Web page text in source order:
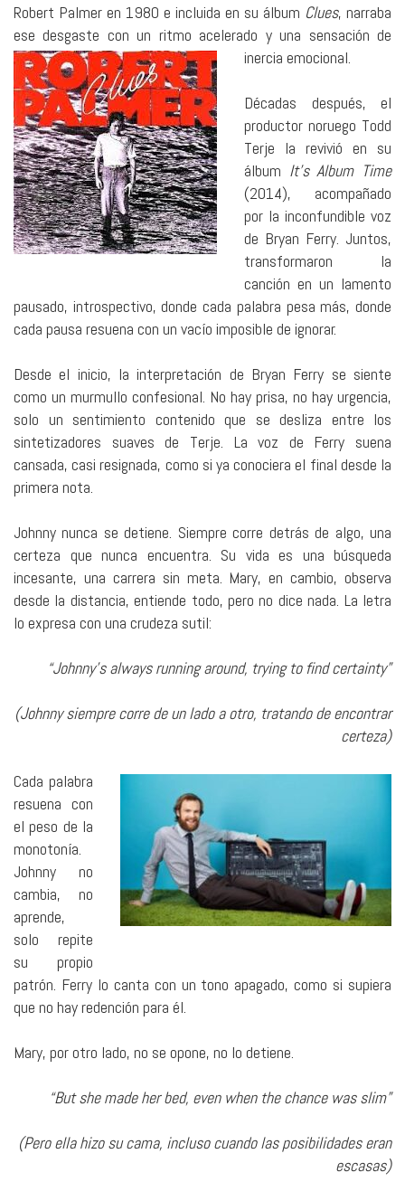
Robert Palmer en 1980 e incluida en su álbum Clues, narraba
ese desgaste con un ritmo acelerado y una sensación de
inercia emocional.
Décadas después, el
productor noruego Todd
Terje la revivió en su
álbum It’s Album Time
(2014), acompañado
por la inconfundible voz
de Bryan Ferry. Juntos,
transformaron la
canción en un lamento
pausado, introspectivo, donde cada palabra pesa más, donde
cada pausa resuena con un vacío imposible de ignorar.
Desde el inicio, la interpretación de Bryan Ferry se siente
como un murmullo confesional. No hay prisa, no hay urgencia,
solo un sentimiento contenido que se desliza entre los
sintetizadores suaves de Terje. La voz de Ferry suena
cansada, casi resignada, como si ya conociera el final desde la
primera nota.
Johnny nunca se detiene. Siempre corre detrás de algo, una
certeza que nunca encuentra. Su vida es una búsqueda
incesante, una carrera sin meta. Mary, en cambio, observa
desde la distancia, entiende todo, pero no dice nada. La letra
lo expresa con una crudeza sutil:
“Johnny’s always running around, trying to find certainty”
(Johnny siempre corre de un lado a otro, tratando de encontrar
certeza)
Cada palabra
resuena con
el peso de la
monotonía.
Johnny no
cambia, no
aprende,
solo repite
su propio
patrón. Ferry lo canta con un tono apagado, como si supiera
que no hay redención para él.
Mary, por otro lado, no se opone, no lo detiene.
“But she made her bed, even when the chance was slim”
(Pero ella hizo su cama, incluso cuando las posibilidades eran
escasas)